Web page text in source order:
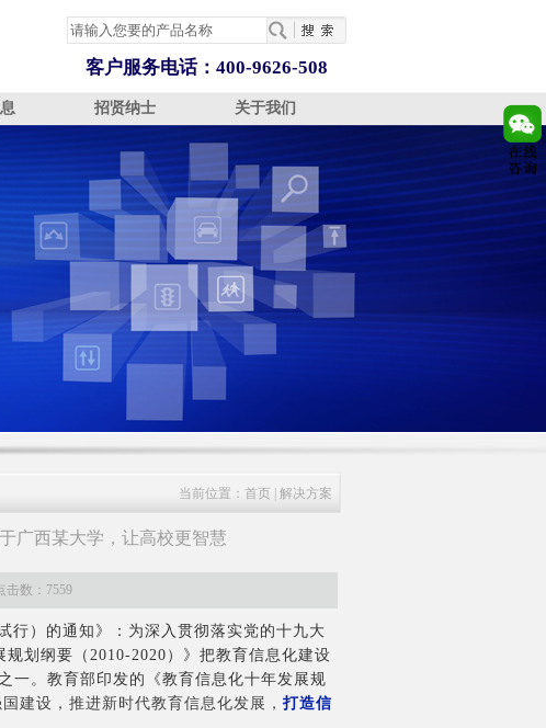
客户服务电话：400-9626-508
技术支持INFORMATION 资讯信息
招贤纳士 关于我们
ABOUT 关于我们
当前位置： 首页 解决方案
广西某大学，让高校更智慧
击数：7559
行）的通知》：为深入贯彻落实党的十九大
划纲要（2010-2020）》把教育信息化建设
一。教育部印发的《教育信息化十年发展规
建设，推进新时代教育信息化发展， 打造信